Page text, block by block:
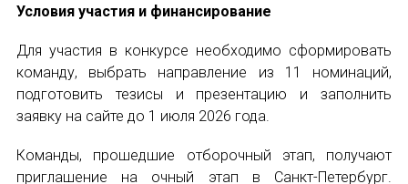
Условия участия и финансирование
Для участия в конкурсе необходимо сформировать
команду, выбрать направление из 11 номинаций,
подготовить тезисы и презентацию и заполнить
заявку на сайте до 1 июля 2026 года.
Команды, прошедшие отборочный этап, получают
приглашение на очный этап в Санкт-Петербург.